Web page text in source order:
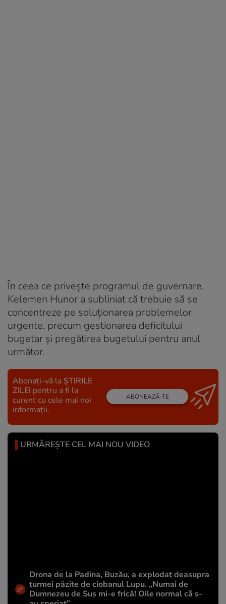
În ceea ce privește programul de guvernare,
Kelemen Hunor a subliniat că trebuie să se
concentreze pe soluționarea problemelor
urgente, precum gestionarea deficitului
bugetar și pregătirea bugetului pentru anul
următor.
Abonați-vă la ȘTIRILE
ZILEI pentru a fi la
curent cu cele mai noi
informații.
ABONEAZĂ-TE
URMĂREȘTE CEL MAI NOU VIDEO
Drona de la Padina, Buzău, a explodat deasupra
turmei păzite de ciobanul Lupu. „Numai de
Dumnezeu de Sus mi-e frică! Oile normal că s-